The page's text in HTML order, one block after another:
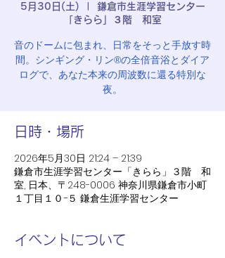
5月30日(土)
鎌倉市生涯学習センター
「きらら」３階 和室
音のドームに包まれ、日常をそっと手放す時
間。シンギング・リン®︎の全倍音浴とダイア
ログで、あなた本来の周波数に還る特別な
夜。
日時・場所
2026年5月30日 21:24 – 21:39
鎌倉市生涯学習センター「きらら」３階 和
室, 日本、〒248-0006 神奈川県鎌倉市小町
１丁目１０−５ 鎌倉生涯学習センター
イベントについて